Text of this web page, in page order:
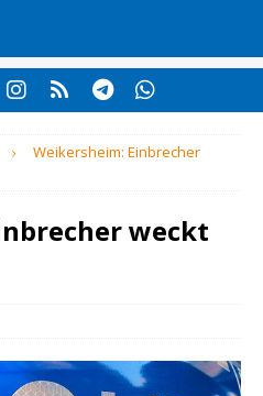
Weikersheim: Einbrecher
weckt